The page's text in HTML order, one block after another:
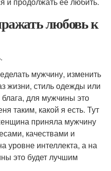
любовь к
мужчину, изменить
жизни, стиль одежды или
для мужчины это
таким, какой я есть. Тут
приняла мужчину
качествами и
уровне интеллекта, а на
это будет лучшим